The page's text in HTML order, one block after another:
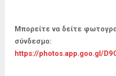
Μπορείτε να δείτε
σύνδεσμο:
https://photos.app.goo.gl/